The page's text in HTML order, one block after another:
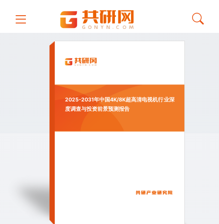
2025-2031年中国4K/8K超高清电视机行业深
度调查与投资前景预测报告